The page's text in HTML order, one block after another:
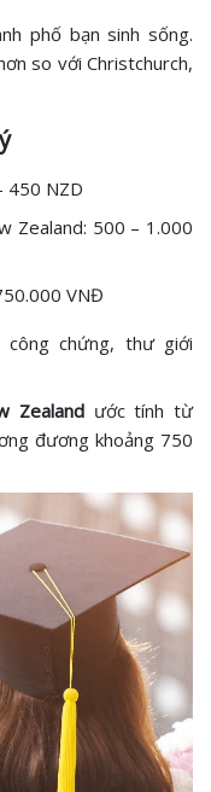
phố bạn sinh sống.
so với Christchurch,
450 NZD
Zealand: 500 – 1.000
VNĐ
chứng, thư giới
Zealand ước tính từ
đương khoảng 750